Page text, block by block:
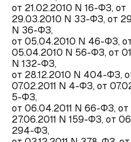
от 21.02.2010 N 16-ФЗ, от
29.03.2010 N 33-ФЗ, от
N 36-ФЗ,
от 05.04.2010 N 46-ФЗ,
05.04.2010 N 56-ФЗ, от
N 132-ФЗ,
от 28.12.2010 N 404-ФЗ,
07.02.2011 N 4-ФЗ, от
5-ФЗ,
от 06.04.2011 N 66-ФЗ, от
27.06.2011 N 159-ФЗ, от
294-ФЗ,